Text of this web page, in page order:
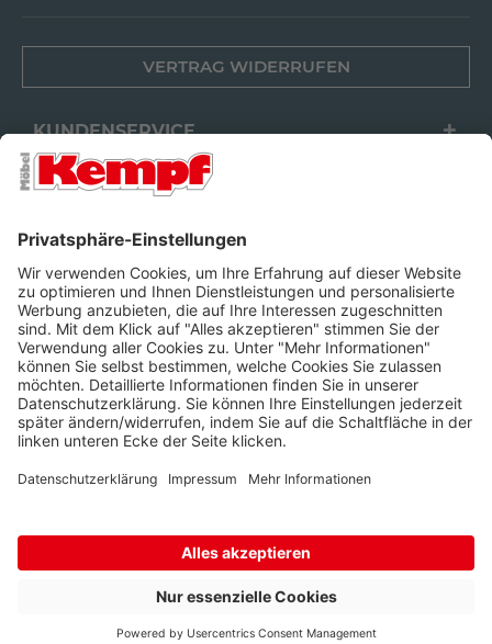
VERTRAG WIDERRUFEN
KUNDENSERVICE
FILIALEN
FOLGEN SIE UNS
Barrierefreiheit Cookie-Einstellungen Widerrufsrecht
Nachnahmegebühren, wenn nicht anders beschrieben.
* Wir nutzen Trusted Shops als unabhängigen Dienstleister für die
Einholung von Bewertungen. Trusted Shops hat Maßnahmen
getroffen, um sicherzustellen, dass es sich um echte